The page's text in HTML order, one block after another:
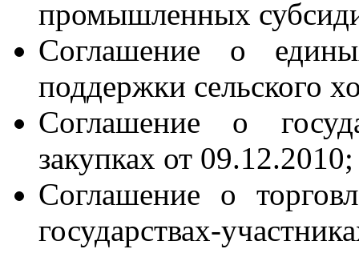
промышленных
Соглашение о
поддержки сельского
Соглашение о
закупках от 09.12.2010;
Соглашение о